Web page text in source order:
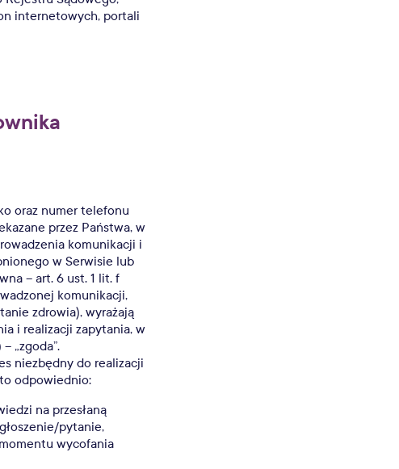
internetowych, portali
oraz numer telefonu
przez Państwa, w
komunikacji i
w Serwisie lub
– art. 6 ust. 1 lit. f
komunikacji,
zdrowia), wyrażają
i realizacji zapytania, w
„zgoda”.
niezbędny do realizacji
odpowiednio:
na przesłaną
pytanie,
wycofania